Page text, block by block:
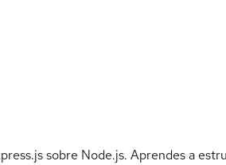
sobre Node.js. Aprendes a